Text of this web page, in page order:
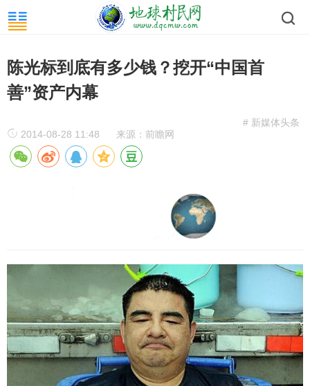
陈光标到底有多少钱？挖开“中国首
善”资产内幕
# 新媒体头条
2014-08-28 11:48
来源：前瞻网